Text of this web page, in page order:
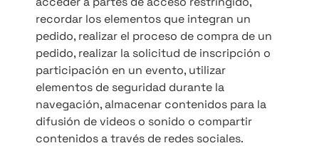
recordar los elementos que integran un
pedido, realizar el proceso de compra de un
pedido, realizar la solicitud de inscripción o
participación en un evento, utilizar
elementos de seguridad durante la
navegación, almacenar contenidos para la
difusión de videos o sonido o compartir
contenidos a través de redes sociales.